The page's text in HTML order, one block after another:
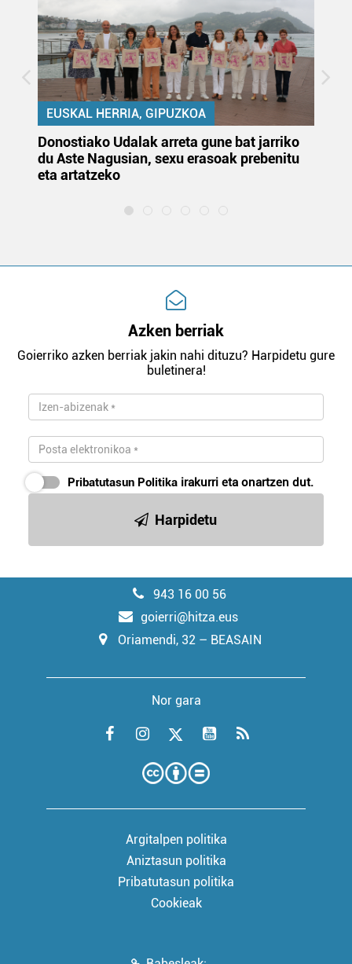
EUSKAL HERRIA, GIPUZKOA
Donostiako Udalak arreta gune bat jarriko
du Aste Nagusian, sexu erasoak prebenitu
eta artatzeko
Azken berriak
Goierriko azken berriak jakin nahi dituzu? Harpidetu gure
buletinera!
Pribatutasun Politika irakurri eta onartzen dut.
Harpidetu
943 16 00 56
goierri@hitza.eus
Oriamendi, 32 – BEASAIN
Nor gara
Argitalpen politika
Aniztasun politika
Pribatutasun politika
Cookieak